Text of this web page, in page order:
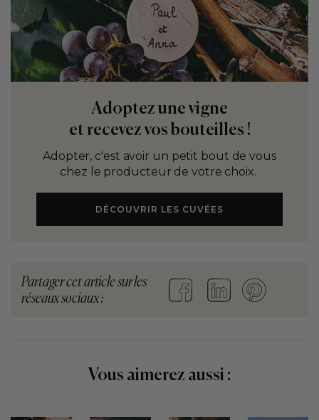
Adoptez une vigne
et recevez vos bouteilles !
Adopter, c'est avoir un petit bout de vous
chez le producteur de votre choix.
DÉCOUVRIR LES CUVÉES
Partager cet article sur les
réseaux sociaux :
Vous aimerez aussi :